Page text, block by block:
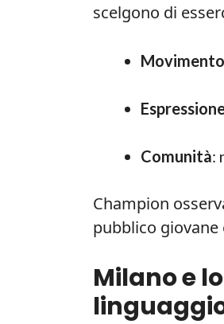
scelgono di
Movimento
Comunità:
Champion
pubblico giovane
Milano e